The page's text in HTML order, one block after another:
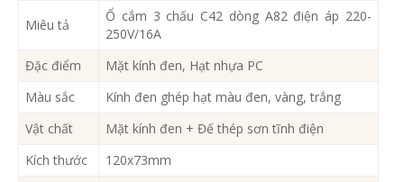
Miêu tả
Ổ cắm 3 chấu C42 dòng A82 điện áp 220-
250V/16A
Đặc điểm
Mặt kính đen, Hạt nhựa PC
Màu sắc
Kính đen ghép hạt màu đen, vàng, trắng
Vật chất
Mặt kính đen + Đế thép sơn tĩnh điện
Kích thước
120x73mm